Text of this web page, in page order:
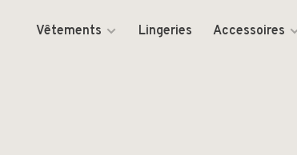
Vêtements Lingeries Accessoires